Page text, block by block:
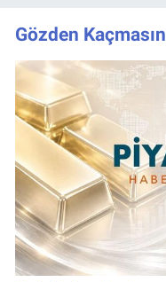
numaralar
Gözden Kaçmasın